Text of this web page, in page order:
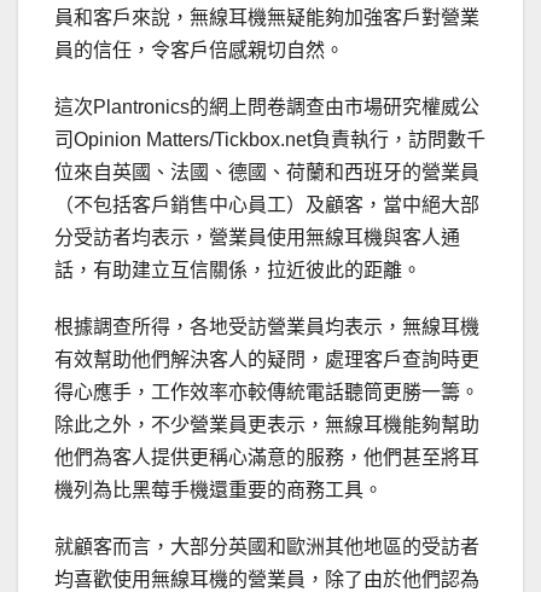
員和客戶來說，無線耳機無疑能夠加強客戶對營業
員的信任，令客戶倍感親切自然。
這次Plantronics的網上問卷調查由市場研究權威公
司Opinion Matters/Tickbox.net負責執行，訪問數千
位來自英國、法國、德國、荷蘭和西班牙的營業員
（不包括客戶銷售中心員工）及顧客，當中絕大部
分受訪者均表示，營業員使用無線耳機與客人通
話，有助建立互信關係，拉近彼此的距離。
根據調查所得，各地受訪營業員均表示，無線耳機
有效幫助他們解決客人的疑問，處理客戶查詢時更
得心應手，工作效率亦較傳統電話聽筒更勝一籌。
除此之外，不少營業員更表示，無線耳機能夠幫助
他們為客人提供更稱心滿意的服務，他們甚至將耳
機列為比黑莓手機還重要的商務工具。
就顧客而言，大部分英國和歐洲其他地區的受訪者
均喜歡使用無線耳機的營業員，除了由於他們認為